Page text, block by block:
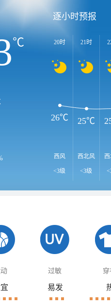
℃
逐小时预报
20时
西风
<3级
21时
西北风
<3级
26℃ 25℃
过敏 穿
易发